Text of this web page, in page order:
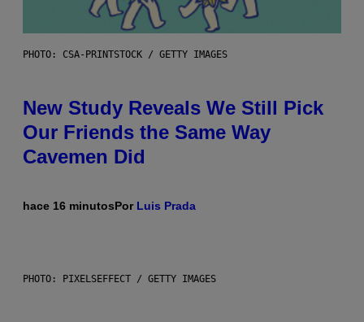
PHOTO: CSA-PRINTSTOCK / GETTY IMAGES
New Study Reveals We Still Pick
Our Friends the Same Way
Cavemen Did
hace 16 minutosPor Luis Prada
PHOTO: PIXELSEFFECT / GETTY IMAGES